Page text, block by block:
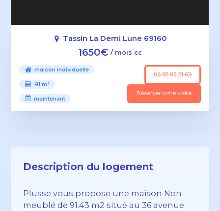
Tassin La Demi Lune 69160
1650€ / mois cc
maison individuelle
91 m²
maintenant
06 85 85 21 69
Réserver votre visite
Description du logement
Plusse vous propose une maison Non
meublé de 91.43 m2 situé au 36 avenue